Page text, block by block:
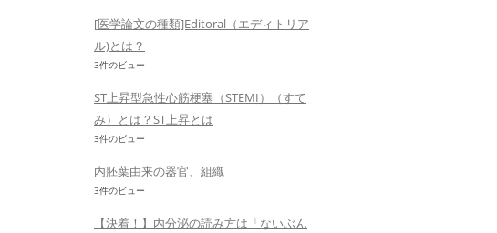
[医学論文の種類]Editoral（エディトリア
ル)とは？
3件のビュー
ST上昇型急性心筋梗塞（STEMI）（すて
み）とは？ST上昇とは
3件のビュー
内胚葉由来の器官、組織
3件のビュー
【決着！】内分泌の読み方は「ないぶん